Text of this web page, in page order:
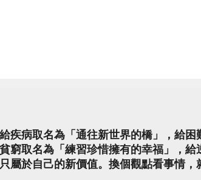
疾病取名為「通往新世界的橋」，給
窮取名為「練習珍惜擁有的幸福」，
屬於自己的新價值。換個觀點看事情